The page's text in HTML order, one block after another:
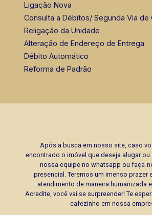
Ligação Nova
Consulta a Débitos/ Segunda Via de
Religação da Unidade
Alteração de Endereço de Entrega
Débito Automático
Reforma de Padrão
Após a busca em nosso site, caso
encontrado o imóvel que deseja alugar ou
nossa equipe no whatsapp ou faça-
presencial. Teremos um imenso prazer
atendimento de maneira humanizada
Acredite, você vai se surpreender! Te
cafezinho em nossa